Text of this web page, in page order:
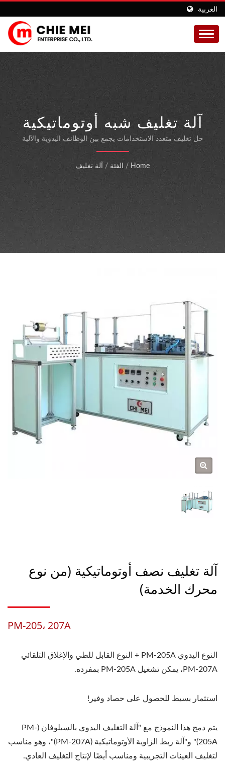
العربية
آلة تغليف شبه أوتوماتيكية
بالسيلوفان وأغشية BOPP
بتقنية المحرك المؤازر
حل تغليف متعدد الاستخدامات يجمع بين الوظائف اليدوية والآلية
لإنتاج عينات فعال وتغليف تجاري عالي السرعة مع الحد الأدنى من
وقت الإعداد. Home
/ الفئة / آلة تغليف
آلة تغليف نصف أوتوماتيكية (من نوع
محرك الخدمة)
PM-205، 207A
النوع اليدوي PM-205A + النوع القابل للطي والإغلاق التلقائي
PM-207A، يمكن تشغيل PM-205A بمفرده.
استثمار بسيط للحصول على حصاد وفير!
يتم دمج هذا النموذج مع "آلة التغليف اليدوي بالسيلوفان (PM-
205A)" و"آلة ربط الزاوية الأوتوماتيكية (PM-207A)"، وهو مناسب
لتغليف العينات التجريبية ومناسب أيضًا لإنتاج التغليف العادي.